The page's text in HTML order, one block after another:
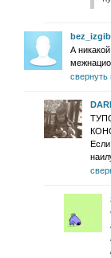
А
свернуть